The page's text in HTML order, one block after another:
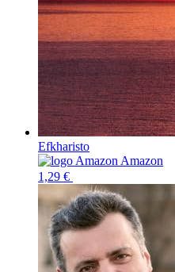
Efkharisto
Amazon
1,29 €